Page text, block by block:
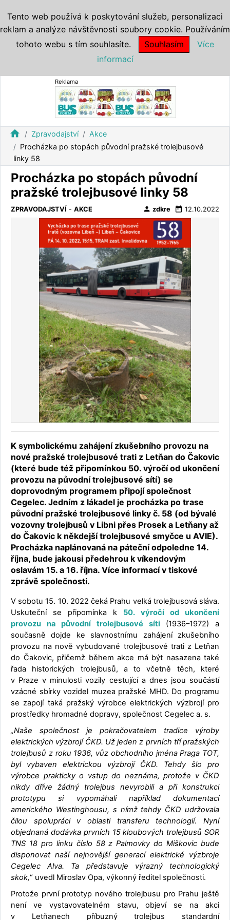
Reklama
home Zpravodajství
Akce
Procházka po stopách původní pražské trolejbusové
linky 58
Procházka po stopách původní
pražské trolejbusové linky 58
ZPRAVODAJSTVÍ - AKCE person zdkre date_range 12.10.2022
K symbolickému zahájení zkušebního provozu na
nové pražské trolejbusové trati z Letňan do Čakovic
(které bude též připomínkou 50. výročí od ukončení
provozu na původní trolejbusové sítí) se
doprovodným programem připojí společnost
Cegelec. Jedním z lákadel je procházka po trase
původní pražské trolejbusové linky č. 58 (od bývalé
vozovny trolejbusů v Libni přes Prosek a Letňany až
do Čakovic k někdejší trolejbusové smyčce u AVIE).
Procházka naplánovaná na páteční odpoledne 14.
října, bude jakousi předehrou k víkendovým
oslavám 15. a 16. října. Více informací v tiskové
zprávě společnosti.
V sobotu 15. 10. 2022 čeká Prahu velká trolejbusová sláva.
Uskuteční se připomínka k 50. výročí od ukončení
provozu na původní trolejbusové síti (1936–1972) a
současně dojde ke slavnostnímu zahájení zkušebního
provozu na nově vybudované trolejbusové trati z Letňan
do Čakovic, přičemž během akce má být nasazena také
řada historických trolejbusů, a to včetně těch, které
v Praze v minulosti vozily cestující a dnes jsou součástí
vzácné sbírky vozidel muzea pražské MHD. Do programu
se zapojí taká pražský výrobce elektrických výzbrojí pro
prostředky hromadné dopravy, společnost Cegelec a. s.
„Naše společnost je pokračovatelem tradice výroby
elektrických výzbrojí ČKD. Už jeden z prvních tří pražských
trolejbusů z roku 1936, vůz obchodního jména Praga TOT,
byl vybaven elektrickou výzbrojí ČKD. Tehdy šlo pro
výrobce prakticky o vstup do neznáma, protože v ČKD
nikdy dříve žádný trolejbus nevyrobili a při konstrukci
prototypu si vypomáhali například dokumentací
amerického Westinghousu, s nímž tehdy ČKD udržovala
čilou spolupráci v oblasti transferu technologií. Nyní
objednaná dodávka prvních 15 kloubových trolejbusů SOR
TNS 18 pro linku číslo 58 z Palmovky do Miškovic bude
disponovat naší nejnovější generací elektrické výzbroje
Cegelec Alva. Ta představuje výrazný technologický
skok,“ uvedl Miroslav Opa, výkonný ředitel společnosti.
Protože první prototyp nového trolejbusu pro Prahu ještě
není ve vystavovatelném stavu, objeví se na akci
v Letňanech příbuzný trolejbus standardní
Tento web používá k poskytování služeb, personalizaci
reklam a analýze návštěvnosti soubory cookie. Používáním
tohoto webu s tím souhlasíte.
Souhlasím
Více
informací